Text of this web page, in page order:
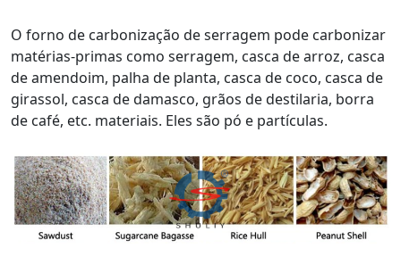
O forno de carbonização de serragem pode carbonizar
matérias-primas como serragem, casca de arroz, casca
de amendoim, palha de planta, casca de coco, casca de
girassol, casca de damasco, grãos de destilaria, borra
de café, etc. materiais. Eles são pó e partículas.